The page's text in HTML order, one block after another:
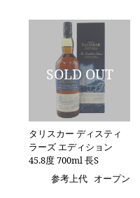
タリスカー ディスティ
ラーズ エディション
45.8度 700ml 長S
参考上代 オープン